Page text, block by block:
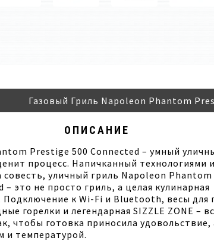
Газовый Гриль Napoleon Phantom
ОПИСАНИЕ
Prestige 500 Connected – умный
процесс. Напичканный технологиями и
совесть, уличный гриль Napoleon
– это не просто гриль, а целая кулинарная
Подключение к Wi-Fi и Bluetooth, весы для
горелки и легендарная SIZZLE ZONE –
чтобы готовка приносила удовольствие,
и температурой.